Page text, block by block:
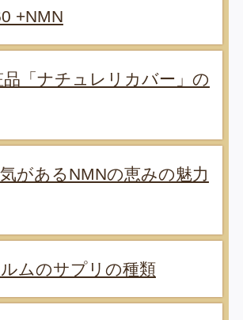
+NMN
品「ナチュレリカバー」の
があるNMNの恵みの魅力
ムのサプリの種類